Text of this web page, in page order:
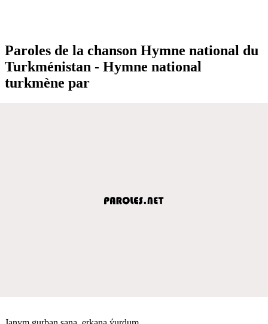
Paroles de la chanson Hymne national du
Turkménistan - Hymne national
turkmène par